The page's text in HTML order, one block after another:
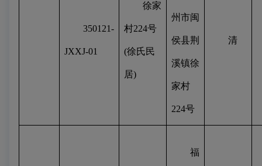
350121-
JXXJ-01
徐家
村224号
(徐氏民
居)
州市闽
侯县荆
溪镇徐
家村
224号
清
福